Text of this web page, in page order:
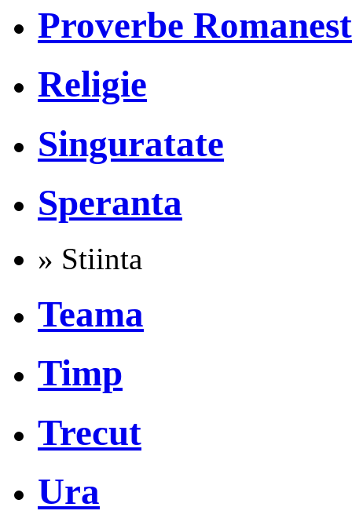
Proverbe
Religie
Singuratate
Speranta
» Stiinta
Teama
Timp
Trecut
Ura